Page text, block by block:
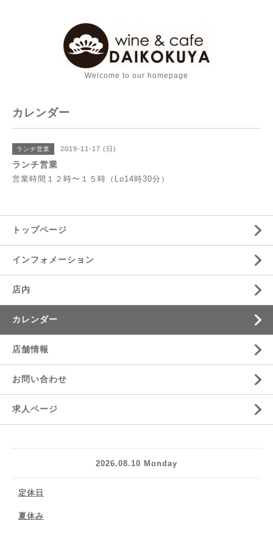
Welcome to our homepage
カレンダー
ランチ営業 2019-11-17 (日)
ランチ営業
営業時間１２時〜１５時（Lo14時30分）
トップページ
インフォメーション
店内
カレンダー
店舗情報
お問い合わせ
求人ページ
2026.08.10 Monday
定休日
夏休み